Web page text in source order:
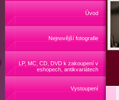
Úvod
Nejnovější fotografie
LP, MC, CD, DVD k zakoupení v
eshopech, antikvariátech
Vystoupení